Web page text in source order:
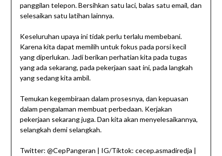
panggilan telepon. Bersihkan satu laci, balas satu email, dan
selesaikan satu latihan lainnya.
Keseluruhan upaya ini tidak perlu terlalu membebani.
Karena kita dapat memilih untuk fokus pada porsi kecil
yang diperlukan. Jadi berikan perhatian kita pada tugas
yang ada sekarang, pada pekerjaan saat ini, pada langkah
yang sedang kita ambil.
Temukan kegembiraan dalam prosesnya, dan kepuasan
dalam pengalaman membuat perbedaan. Kerjakan
pekerjaan sekarang juga. Dan kita akan menyelesaikannya,
selangkah demi selangkah.
​​Twitter: @CepPangeran | IG/Tiktok: cecep.asmadiredja |